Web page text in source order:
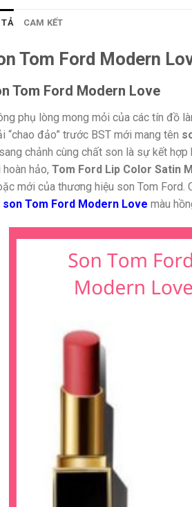
TẢ CAM KẾT
Tom Ford Modern
Tom Ford Modern Love
phụ lòng mong mỏi của các tín đồ
“chao đảo” trước BST mới mang tên
chảnh cùng chất son là sự kết
hảo, Tom Ford Lip Color Satin
mới của thương hiệu son Tom Ford.
son Tom Ford Modern Love màu